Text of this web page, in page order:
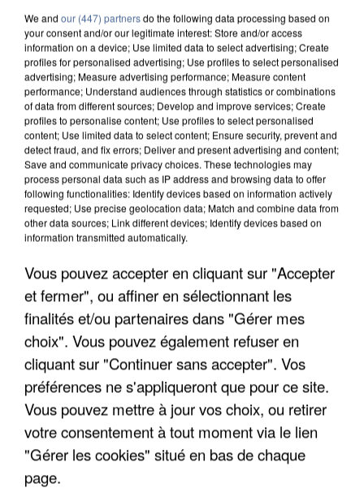
UN SECOND CADRE DE LA DZ MAFIA
INTERPELLÉ EN ALGÉRIE
We and our (447) partnersdo the following data processing based on
your consent and/or our legitimate interest: Store and/or access
information on a device; Use limited data to select advertising; Create
profiles for personalised advertising; Use profiles to select personalised
advertising; Measure advertising performance; Measure content
performance; Understand audiences through statistics or combinations
of data from different sources; Develop and improve services; Create
profiles to personalise content; Use profiles to select personalised
content; Use limited data to select content; Ensure security, prevent and
detect fraud, and fix errors; Deliver and present advertising and content;
Save and communicate privacy choices. These technologies may
process personal data such as IP address and browsing data to offer
following functionalities: Identify devices based on information actively
requested; Use precise geolocation data; Match and combine data from
other data sources; Link different devices; Identify devices based on
information transmitted automatically.
Vous pouvez accepter en cliquant sur "Accepter
et fermer", ou affiner en sélectionnant les
finalités et/ou partenaires dans "Gérer mes
choix". Vous pouvez également refuser en
cliquant sur "Continuer sans accepter". Vos
préférences ne s'appliqueront que pour ce site.
Vous pouvez mettre à jour vos choix, ou retirer
votre consentement à tout moment via le lien
"Gérer les cookies" situé en bas de chaque
page.